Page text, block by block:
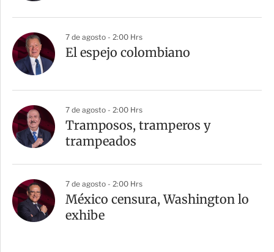
7 de agosto - 2:00 Hrs
El espejo colombiano
7 de agosto - 2:00 Hrs
Tramposos, tramperos y
trampeados
7 de agosto - 2:00 Hrs
México censura, Washington lo
exhibe